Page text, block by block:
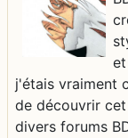
j'étais vraiment
de découvrir
divers forums